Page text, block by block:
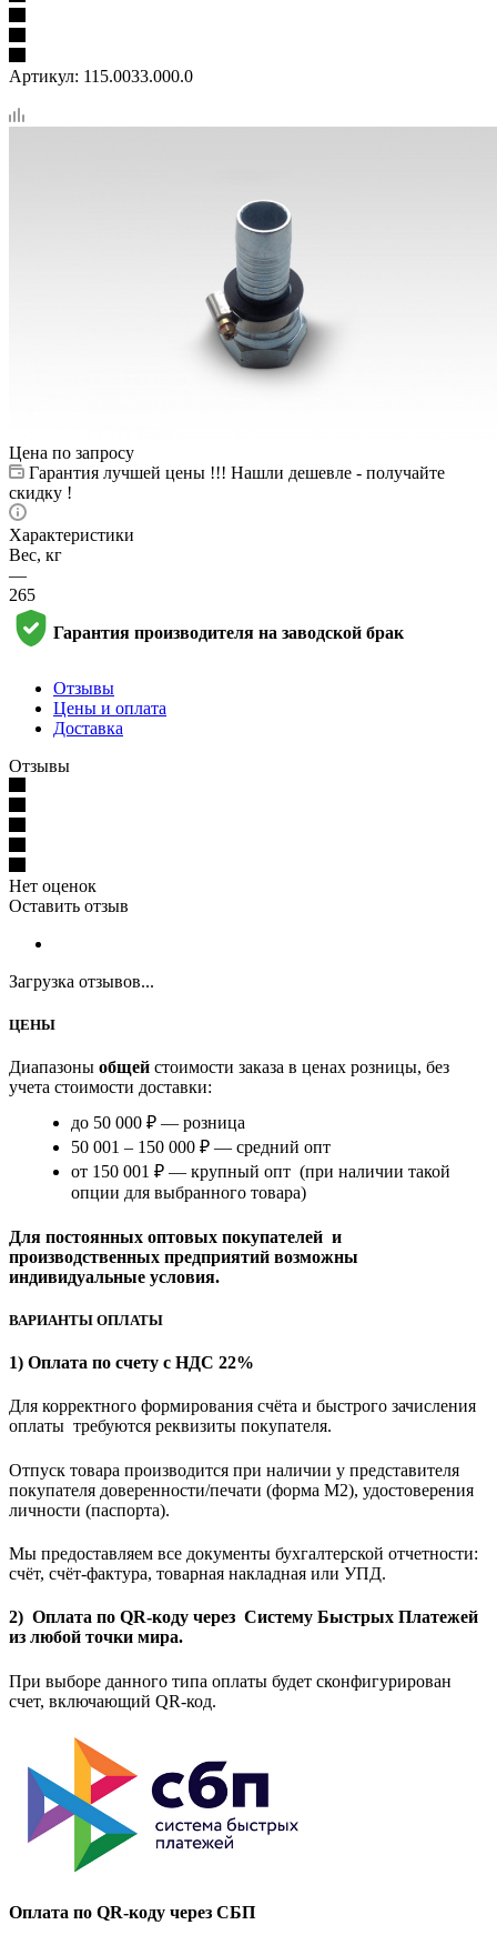
Артикул: 115.0033.000.0
Цена по запросу
Гарантия лучшей цены !!! Нашли дешевле - получайте
скидку !
Характеристики
Вес, кг
—
265
Гарантия производителя на заводской брак
Отзывы
Цены и оплата
Доставка
Отзывы
Нет оценок
Оставить отзыв
Загрузка отзывов...
ЦЕНЫ
Диапазоны общей стоимости заказа в ценах розницы, без
учета стоимости доставки:
до 50 000 ₽ — розница
50 001 – 150 000 ₽ — средний опт
от 150 001 ₽ — крупный опт (при наличии такой
опции для выбранного товара)
Для постоянных оптовых покупателей и
производственных предприятий возможны
индивидуальные условия.
ВАРИАНТЫ ОПЛАТЫ
1) Оплата по счету с НДС 22%
Для корректного формирования счёта и быстрого зачисления
оплаты требуются реквизиты покупателя.
Отпуск товара производится при наличии у представителя
покупателя доверенности/печати (форма M2), удостоверения
личности (паспорта).
Мы предоставляем все документы бухгалтерской отчетности:
счёт, счёт-фактура, товарная накладная или УПД.
2) Оплата по QR-коду через Систему Быстрых Платежей
из любой точки мира.
При выборе данного типа оплаты будет сконфигурирован
счет, включающий QR-код.
Оплата по QR-коду через СБП